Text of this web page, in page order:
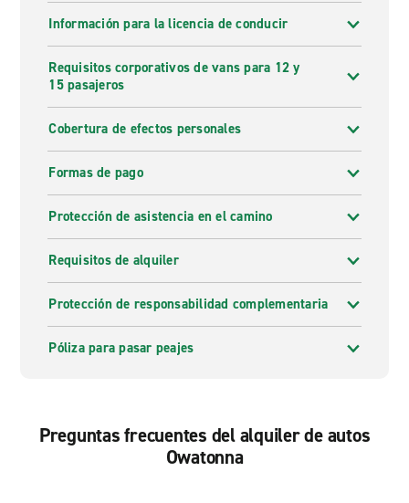
Información para la licencia de conducir
Requisitos corporativos de vans para 12 y
15 pasajeros
Cobertura de efectos personales
Formas de pago
Protección de asistencia en el camino
Requisitos de alquiler
Protección de responsabilidad complementaria
Póliza para pasar peajes
Preguntas frecuentes del alquiler de autos
Owatonna